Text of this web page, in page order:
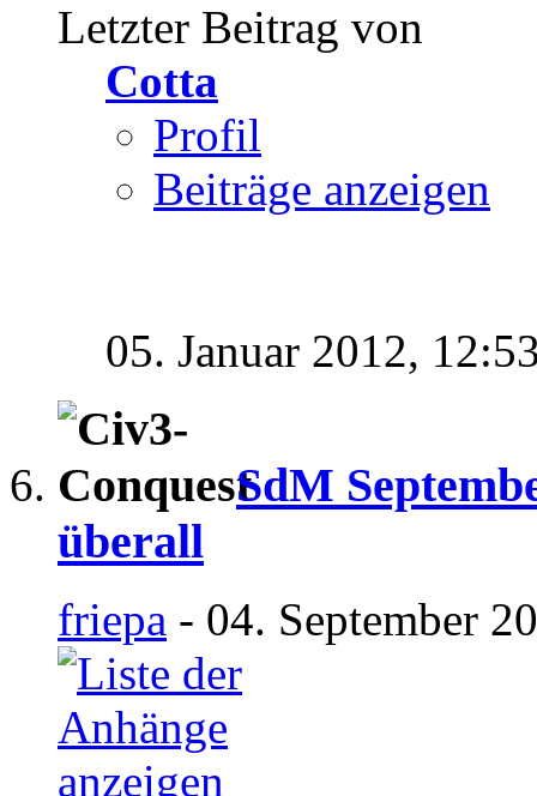
Letzter Beitrag von
Cotta
Profil
Beiträge anzeigen
05. Januar 2012,
SdM
überall
friepa - 04. September